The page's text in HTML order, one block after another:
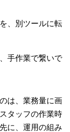
、別ツールに転
手作業で繋いで
は、業務量に画
タッフの作業時
に、運用の組み